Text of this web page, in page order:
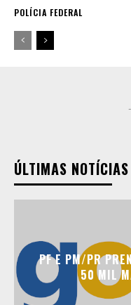
POLÍCIA FEDERAL
ÚLTIMAS NOTÍCIAS
PF E PM/PR
50 MIL